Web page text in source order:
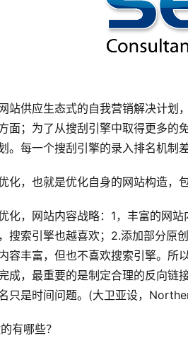
供应生态式的自我营销解决计划
面；为了从搜刮引擎中取得更多
。每一个搜刮引擎的录入排名机制
，也就是优化自身的网站构造，包
，网站内容战略：1，丰富的网站
搜索引擎也越喜欢；2.添加部分原
容丰富，但也不喜欢搜索引擎。所
成，最重要的是制定合理的反向链
只是时间问题。(大卫亚设，
有哪些？